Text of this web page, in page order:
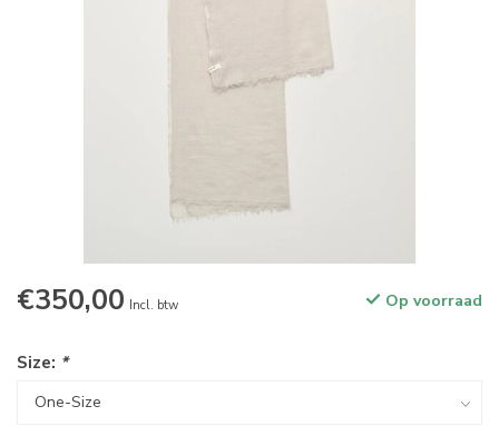
€350,00 Incl. btw Op voorraad
Size: *